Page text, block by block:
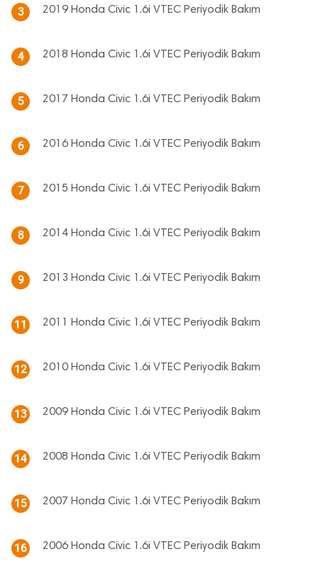
3 2019 Honda Civic 1.6i VTEC Periyodik Bakım
4 2018 Honda Civic 1.6i VTEC Periyodik Bakım
5 2017 Honda Civic 1.6i VTEC Periyodik Bakım
6 2016 Honda Civic 1.6i VTEC Periyodik Bakım
7 2015 Honda Civic 1.6i VTEC Periyodik Bakım
8 2014 Honda Civic 1.6i VTEC Periyodik Bakım
9 2013 Honda Civic 1.6i VTEC Periyodik Bakım
11 2011 Honda Civic 1.6i VTEC Periyodik Bakım
12 2010 Honda Civic 1.6i VTEC Periyodik Bakım
13 2009 Honda Civic 1.6i VTEC Periyodik Bakım
14 2008 Honda Civic 1.6i VTEC Periyodik Bakım
15 2007 Honda Civic 1.6i VTEC Periyodik Bakım
16 2006 Honda Civic 1.6i VTEC Periyodik Bakım